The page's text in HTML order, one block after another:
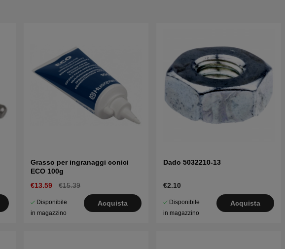
Grasso per ingranaggi conici
ECO 100g
€13.59
€15.39
Disponibile
in magazzino
Acquista
Dado 5032210-13
€2.10
Disponibile
in magazzino
Acquista